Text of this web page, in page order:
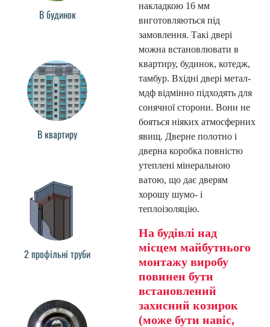
В будинок
В квартиру
2 профільні труби
накладкою 16 мм
виготовляються під
замовлення. Такі двері
можна встановлювати в
квартиру, будинок, котедж,
тамбур. Вхідні двері метал-
мдф відмінно підходять для
сонячної сторони. Вони не
бояться ніяких атмосферних
явищ. Дверне полотно і
дверна коробка повністю
утеплені мінеральною
ватою, що дає дверям
хорошу шумо- і
теплоізоляцію.
На будівлі над
місцем майбутнього
монтажу виробу
повинен бути
встановлений
захисний козирок
(може бути навіс,